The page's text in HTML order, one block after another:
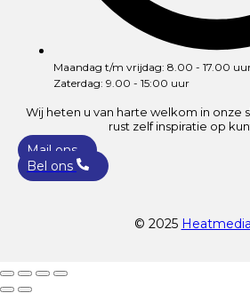
Maandag t/m vrijdag: 8.00 - 17.00
Zaterdag: 9.00 - 15:00 uur
Wij heten u van harte welkom in onze
rust zelf inspiratie op
Mail ons
Bel ons
© 2025